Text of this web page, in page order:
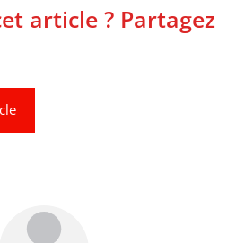
article ? Partagez